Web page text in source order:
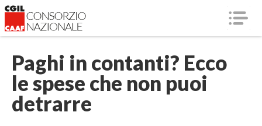
Paghi in contanti? Ecco
le spese che non puoi
detrarre